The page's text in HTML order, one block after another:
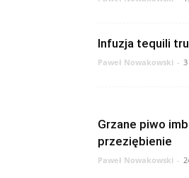
Infuzja tequili
Paweł Nowakowski -
Grzane piwo
przeziębienie
Paweł Nowakowski -